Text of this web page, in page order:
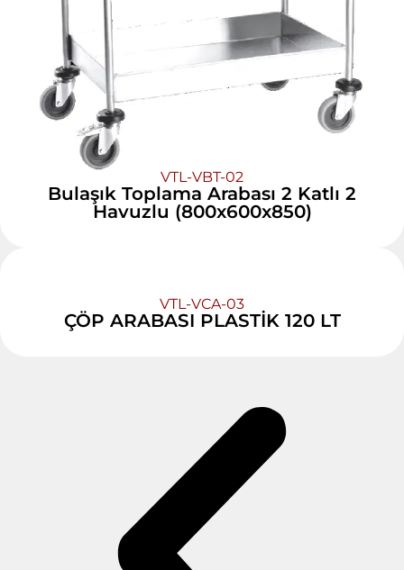
VTL-VBT-02
Bulaşık Toplama Arabası 2 Katlı 2
Havuzlu (800x600x850)
VTL-VCA-03
ÇÖP ARABASI PLASTİK 120 LT